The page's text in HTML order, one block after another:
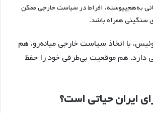
به‌هم‌پیوسته، افراط در سیاست خارجی ممکن
سنگینی همراه باشد.
با اتخاذ سیاست خارجی میانه‌رو، هم
دارد، هم موقعیت بی‌طرفی خود را حفظ
ایران حیاتی است؟